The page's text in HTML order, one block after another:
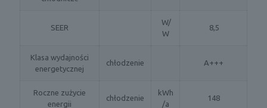
SEER
W/
W
8,5
Klasa wydajności
energetycznej
chłodzenie A+++
Roczne zużycie
energii
chłodzenie
kWh
/a
148